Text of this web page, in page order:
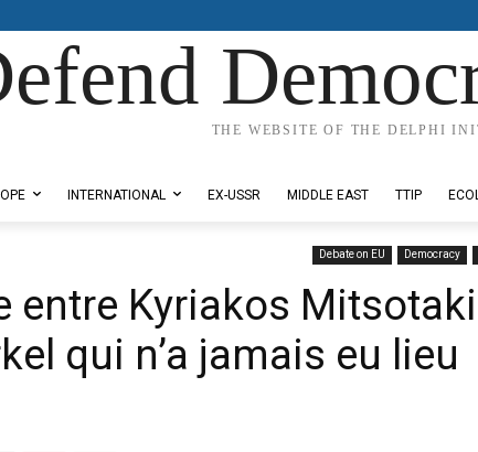
THE WEBSITE OF THE DELPHI
INTERNATIONAL EX-USSR MIDDLE EAST TTIP
Debate on EU Democracy
entre Kyriakos
qui n’a jamais eu lieu